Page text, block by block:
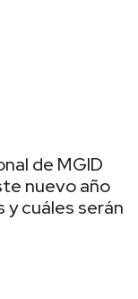
de MGID
nuevo año
y cuáles serán